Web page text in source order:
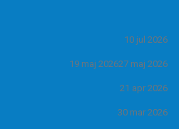
10 jul 2026
27 maj 2026
19 maj 2026
21 apr 2026
30 mar 2026